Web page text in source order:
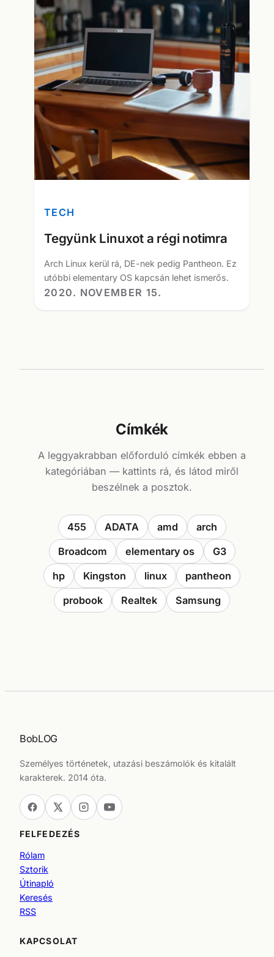
TECH
Tegyünk Linuxot a régi notimra
Arch Linux kerül rá, DE-nek pedig Pantheon. Ez
utóbbi elementary OS kapcsán lehet ismerős.
2020. NOVEMBER 15.
Címkék
A leggyakrabban előforduló címkék ebben a
kategóriában — kattints rá, és látod miről
beszélnek a posztok.
455 ADATA amd
arch
Broadcom
elementary os
G3
hp
Kingston linux
pantheon
probook
Realtek Samsung
BobLOG
Személyes történetek, utazási beszámolók és kitalált
karakterek. 2014 óta.
FELFEDEZÉS
Rólam
Sztorik
Útinapló
Keresés
RSS
KAPCSOLAT